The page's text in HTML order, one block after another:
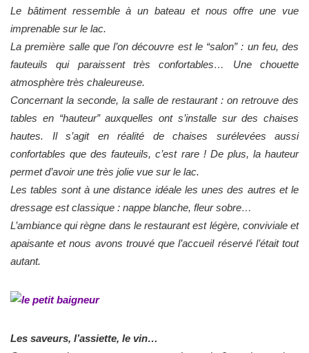
Le bâtiment ressemble à un bateau et nous offre une vue
imprenable sur le lac.
La première salle que l’on découvre est le “salon” : un feu, des
fauteuils qui paraissent très confortables… Une chouette
atmosphère très chaleureuse.
Concernant la seconde, la salle de restaurant : on retrouve des
tables en “hauteur” auxquelles ont s’installe sur des chaises
hautes. Il s’agit en réalité de chaises surélevées aussi
confortables que des fauteuils, c’est rare ! De plus, la hauteur
permet d’avoir une très jolie vue sur le lac.
Les tables sont à une distance idéale les unes des autres et le
dressage est classique : nappe blanche, fleur sobre…
L’ambiance qui règne dans le restaurant est légère, conviviale et
apaisante et nous avons trouvé que l’accueil réservé l’était tout
autant.
Les saveurs, l’assiette, le vin…